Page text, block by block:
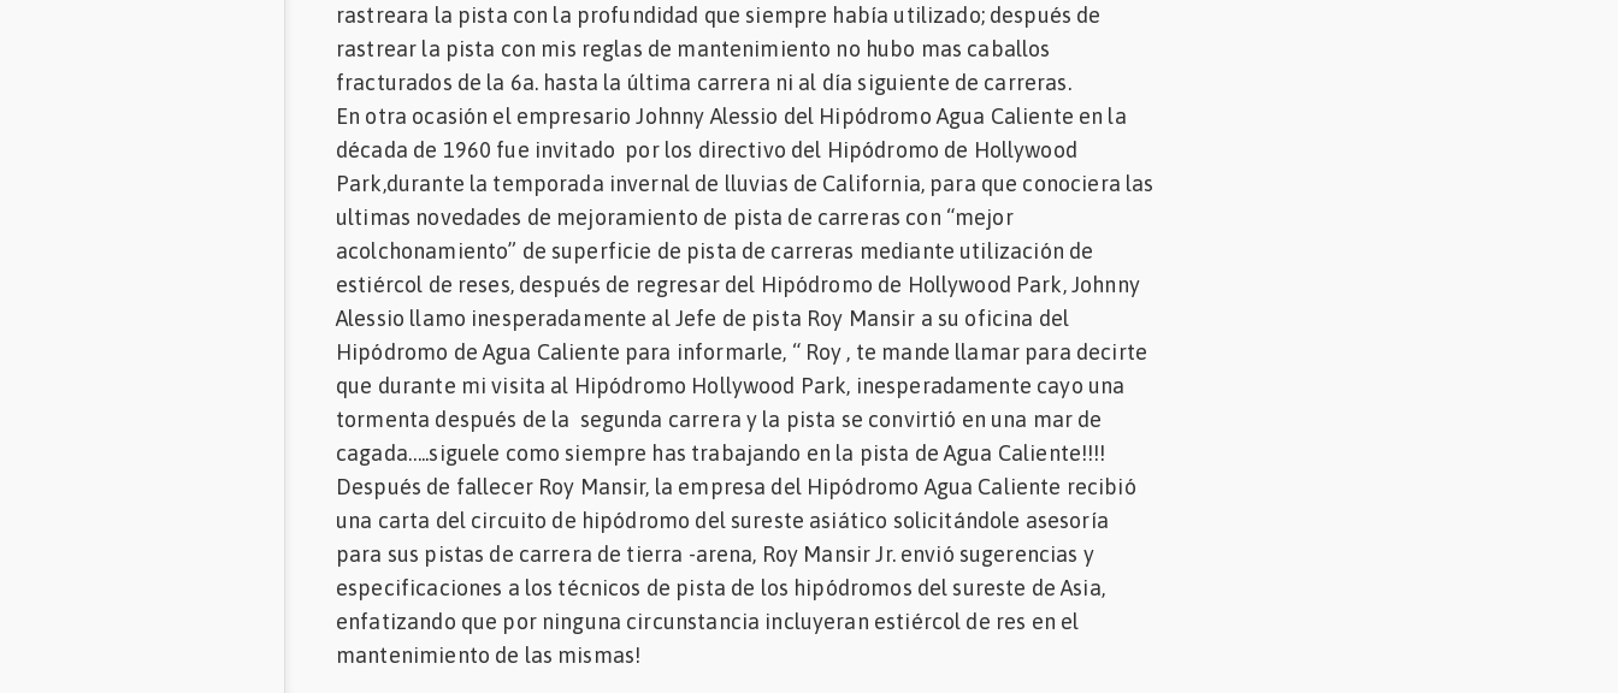
rastreara la pista con la profundidad que siempre había utilizado; después de
rastrear la pista con mis reglas de mantenimiento no hubo mas caballos
fracturados de la 6a. hasta la última carrera ni al día siguiente de carreras.
En otra ocasión el empresario Johnny Alessio del Hipódromo Agua Caliente en la
década de 1960 fue invitado por los directivo del Hipódromo de Hollywood
Park,durante la temporada invernal de lluvias de California, para que conociera las
ultimas novedades de mejoramiento de pista de carreras con “mejor
acolchonamiento” de superficie de pista de carreras mediante utilización de
estiércol de reses, después de regresar del Hipódromo de Hollywood Park, Johnny
Alessio llamo inesperadamente al Jefe de pista Roy Mansir a su oficina del
Hipódromo de Agua Caliente para informarle, “ Roy , te mande llamar para decirte
que durante mi visita al Hipódromo Hollywood Park, inesperadamente cayo una
tormenta después de la segunda carrera y la pista se convirtió en una mar de
cagada…..siguele como siempre has trabajando en la pista de Agua Caliente!!!!
Después de fallecer Roy Mansir, la empresa del Hipódromo Agua Caliente recibió
una carta del circuito de hipódromo del sureste asiático solicitándole asesoría
para sus pistas de carrera de tierra -arena, Roy Mansir Jr. envió sugerencias y
especificaciones a los técnicos de pista de los hipódromos del sureste de Asia,
enfatizando que por ninguna circunstancia incluyeran estiércol de res en el
mantenimiento de las mismas!